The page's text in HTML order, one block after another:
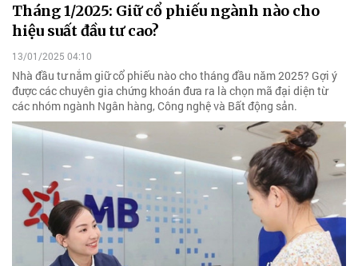
Tháng 1/2025: Giữ cổ phiếu ngành nào cho
hiệu suất đầu tư cao?
13/01/2025 04:10
Nhà đầu tư nắm giữ cổ phiếu nào cho tháng đầu năm 2025? Gợi ý
được các chuyên gia chứng khoán đưa ra là chọn mã đại diện từ
các nhóm ngành Ngân hàng, Công nghệ và Bất động sản.